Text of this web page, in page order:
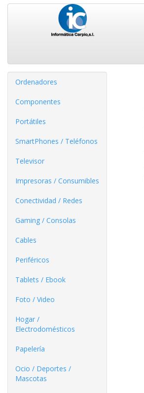
Ordenadores
Componentes
Portátiles
SmartPhones / Teléfonos
Televisor
Impresoras / Consumibles
Conectividad / Redes
Gaming / Consolas
Cables
Periféricos
Tablets / Ebook
Foto / Video
Hogar /
Electrodomésticos
Papelería
Ocio / Deportes /
Mascotas